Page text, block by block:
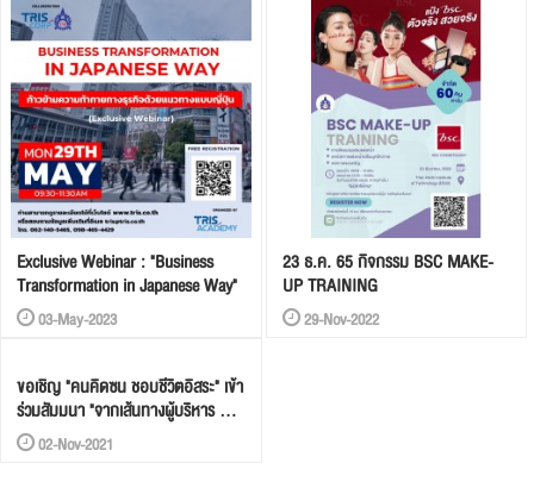
Exclusive Webinar : "Business
Transformation in Japanese Way"
03-May-2023
23 ธ.ค. 65 กิจกรรม BSC MAKE-
UP TRAINING
29-Nov-2022
ขอเชิญ "คนคิดซน ชอบชีวิตอิสระ" เข้า
ร่วมสัมมนา "จากเส้นทางผู้บริหาร HR
สู่กูรู แค็มปิ้ง" โดยลุงแฉ จตุพรชัย
02-Nov-2021